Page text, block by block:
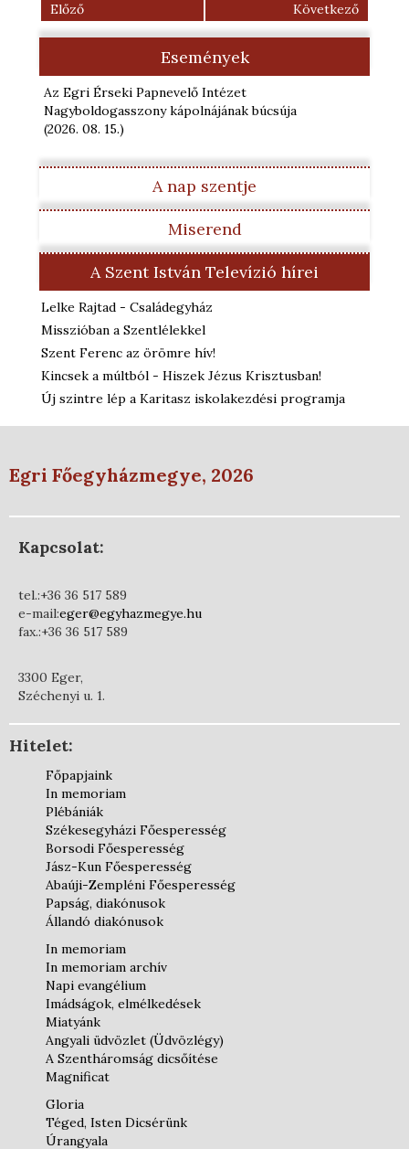
Előző
Következő
Események
Az Egri Érseki Papnevelő Intézet
Nagyboldogasszony kápolnájának búcsúja
(2026. 08. 15.)
A nap szentje
Miserend
A Szent István Televízió hírei
Lelke Rajtad - Családegyház
Misszióban a Szentlélekkel
Szent Ferenc az örömre hív!
Kincsek a múltból - Hiszek Jézus Krisztusban!
Új szintre lép a Karitasz iskolakezdési programja
Egri Főegyházmegye, 2026
Kapcsolat:
tel.:+36 36 517 589
e-mail:eger@egyhazmegye.hu
fax.:+36 36 517 589
3300 Eger,
Széchenyi u. 1.
Hitelet:
Főpapjaink
In memoriam
Plébániák
Székesegyházi Főesperesség
Borsodi Főesperesség
Jász-Kun Főesperesség
Abaúji-Zempléni Főesperesség
Papság, diakónusok
Állandó diakónusok
In memoriam
In memoriam archív
Napi evangélium
Imádságok, elmélkedések
Miatyánk
Angyali üdvözlet (Üdvözlégy)
A Szentháromság dicsőítése
Magnificat
Gloria
Téged, Isten Dicsérünk
Úrangyala